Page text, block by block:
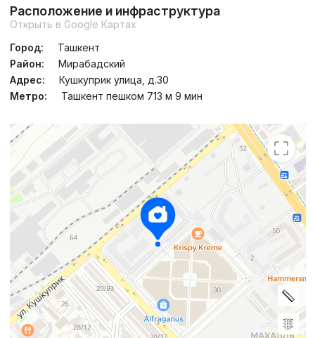
Расположение и инфраструктура
Открыть в Google Картах
Город:
Ташкент
Район:
Мирабадский
Адрес:
Кушкуприк улица, д.30
Метро:
Ташкент пешком 713 м 9 мин